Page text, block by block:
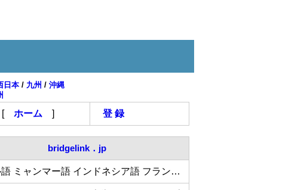
日本/ 九州 / 沖縄
[ ホーム ] 登 録
bridgelink．jp
ミャンマー語 インドネシア語 フラン…